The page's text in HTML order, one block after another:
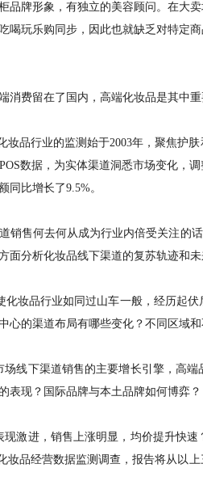
品牌形象，有独立的美容顾问。在大
喝玩乐购同步，因此也就缺乏对特定
费留在了国内，高端化妆品是其中重
品行业的监测始于2003年，聚焦护
数据，为实体渠道洞悉市场变化，
同比增长了9.5%。
销售何去何从成为行业内倍受关注的
分析化妆品线下渠道的复苏轨迹和未
妆品行业如同过山车一般，经历起
心的渠道布局有哪些变化？不同区域
线下渠道销售的主要增长引擎，高
表现？国际品牌与本土品牌如何博弈？
激进，销售上涨明显，均价提升快
妆品经营数据监测调查，报告将从以